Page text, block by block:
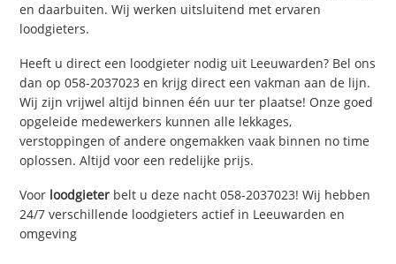
en daarbuiten. Wij werken uitsluitend met ervaren
loodgieters.
Heeft u direct een loodgieter nodig uit Leeuwarden? Bel ons
dan op 058-2037023 en krijg direct een vakman aan de lijn.
Wij zijn vrijwel altijd binnen één uur ter plaatse! Onze goed
opgeleide medewerkers kunnen alle lekkages,
verstoppingen of andere ongemakken vaak binnen no time
oplossen. Altijd voor een redelijke prijs.
Voor loodgieter belt u deze nacht 058-2037023! Wij hebben
24/7 verschillende loodgieters actief in Leeuwarden en
omgeving